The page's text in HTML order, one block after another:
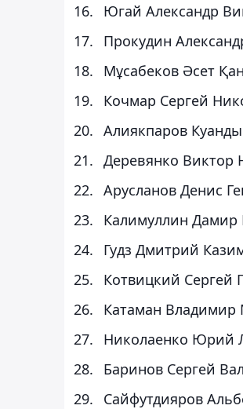
Югай Александр
Прокудин
Мұсабеков Әсет
Кочмар Сергей
Алиякпаров
Деревянко Виктор
Арусланов Денис
Калимуллин Дамир
Гудз Дмитрий
Котвицкий Сергей
Катаман Владимир
Николаенко Юрий
Баринов Сергей
Сайфутдияров